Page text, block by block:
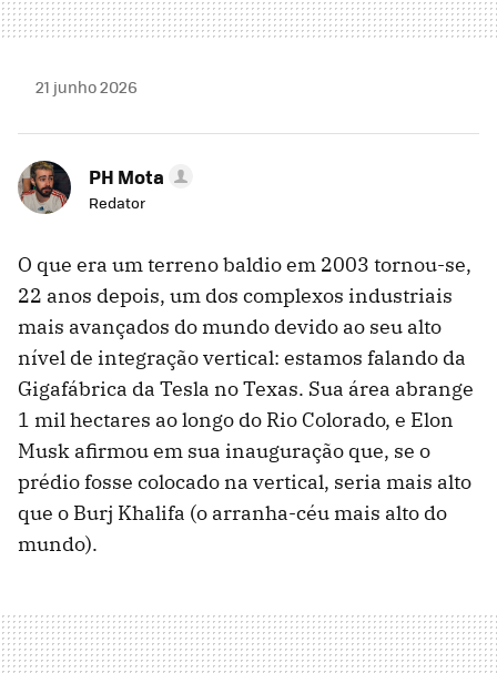
21 junho 2026
PH Mota
Redator
O que era um terreno baldio em 2003 tornou-se,
22 anos depois, um dos complexos industriais
mais avançados do mundo devido ao seu alto
nível de integração vertical: estamos falando da
Gigafábrica da Tesla no Texas. Sua área abrange
1 mil hectares ao longo do Rio Colorado, e Elon
Musk afirmou em sua inauguração que, se o
prédio fosse colocado na vertical, seria mais alto
que o Burj Khalifa (o arranha-céu mais alto do
mundo).